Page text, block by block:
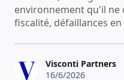
environnement qu'il ne
fiscalité, défaillances en
Visconti Partners
16/6/2026